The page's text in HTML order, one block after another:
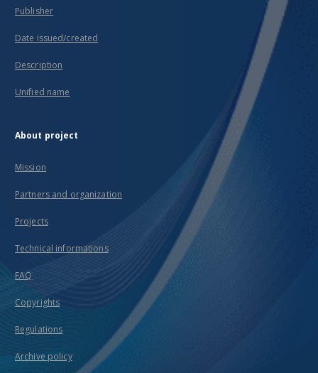
Publisher
Date issued/created
Description
Unified name
About project
Mission
Partners and organization
Projects
Technical informations
FAQ
Copyrights
Regulations
Archive policy